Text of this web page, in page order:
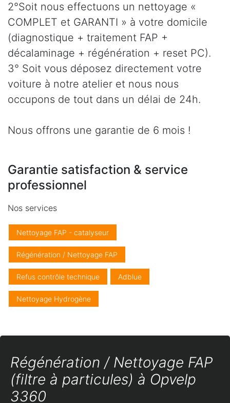
2°Soit nous effectuons un nettoyage «
COMPLET et GARANTI » à votre domicile
(diagnostique + traitement FAP +
décalaminage + régénération + reset PC).
3° Soit vous déposez directement votre
voiture à notre atelier et nous nous
occupons de tout dans un délai de 24h.
Nous offrons une garantie de 6 mois !
Garantie satisfaction & service
professionnel
Nos services
Nettoyage FAP - catalyseur
Régénération / Nettoyage FAP
Refus contrôle technique Adblue
Nettoyage Hydrogène
Régénération / Nettoyage FAP
(filtre à particules) à Opvelp
3360